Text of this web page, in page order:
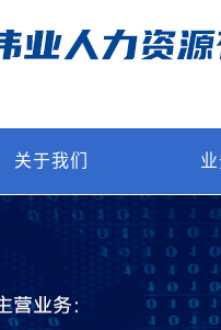
关于我们